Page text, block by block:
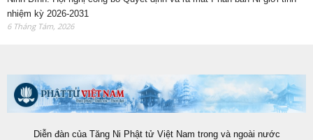
nhiệm kỳ 2026-2031
6 Tháng Tám, 2026
Diễn đàn của Tăng Ni Phật tử Việt Nam trong và ngoài nước